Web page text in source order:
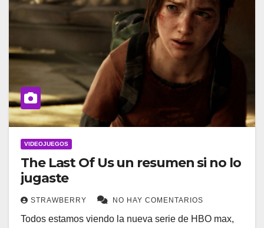
VIDEOJUEGOS
The Last Of Us un resumen si no lo
jugaste
STRAWBERRY NO HAY COMENTARIOS
Todos estamos viendo la nueva serie de HBO max,